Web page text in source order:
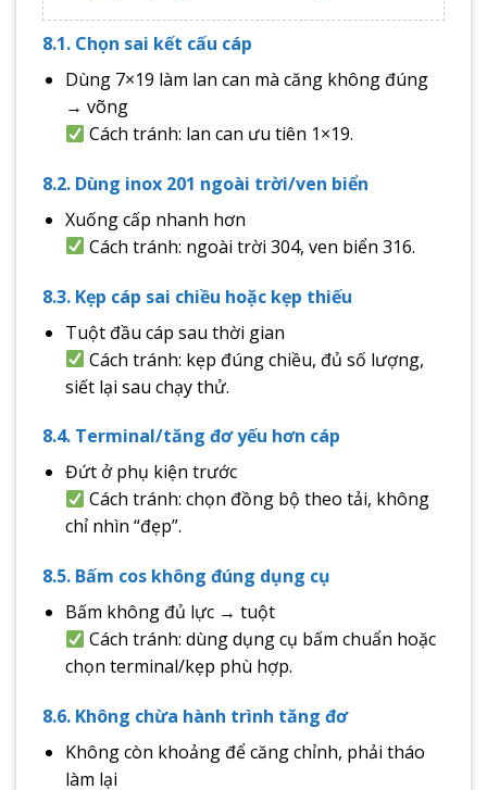
8.1. Chọn sai kết cấu cáp
Dùng 7×19 làm lan can mà căng không đúng
→ võng
Cách tránh: lan can ưu tiên 1×19.
8.2. Dùng inox 201 ngoài trời/ven biển
Xuống cấp nhanh hơn
Cách tránh: ngoài trời 304, ven biển 316.
8.3. Kẹp cáp sai chiều hoặc kẹp thiếu
Tuột đầu cáp sau thời gian
Cách tránh: kẹp đúng chiều, đủ số lượng,
siết lại sau chạy thử.
8.4. Terminal/tăng đơ yếu hơn cáp
Đứt ở phụ kiện trước
Cách tránh: chọn đồng bộ theo tải, không
chỉ nhìn “đẹp”.
8.5. Bấm cos không đúng dụng cụ
Bấm không đủ lực → tuột
Cách tránh: dùng dụng cụ bấm chuẩn hoặc
chọn terminal/kẹp phù hợp.
8.6. Không chừa hành trình tăng đơ
Không còn khoảng để căng chỉnh, phải tháo
làm lại